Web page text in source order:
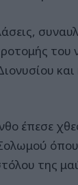
έπεσε
της